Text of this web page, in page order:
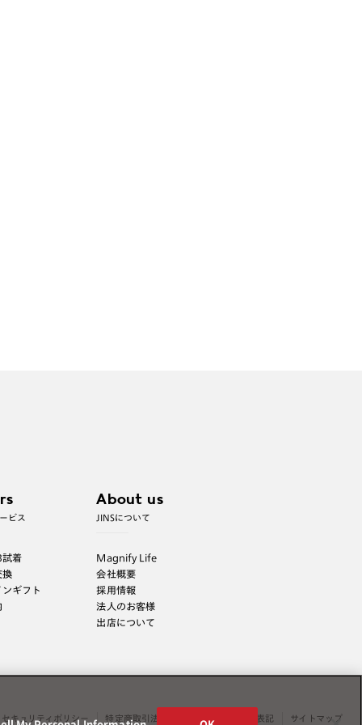
ビス
試着
換
ギフト
About us
JINSについて
Magnify Life
会社概要
採用情報
法人のお客様
出店について
セキュリティポリシー 特定商取引法表示 薬機法に関する表記 サイトマップ